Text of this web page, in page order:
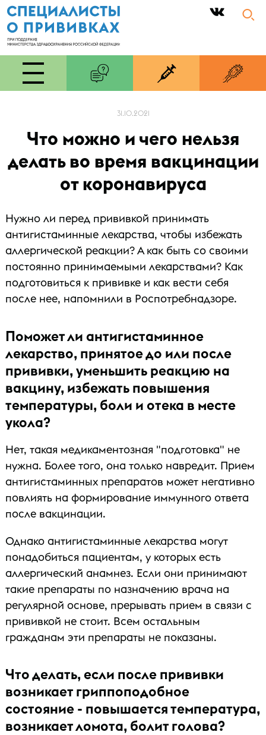
|
31.10.2021
Что можно и чего нельзя
делать во время вакцинации
от коронавируса
Нужно ли перед прививкой принимать
антигистаминные лекарства, чтобы избежать
аллергической реакции? А как быть со своими
постоянно принимаемыми лекарствами? Как
подготовиться к прививке и как вести себя
после нее, напомнили в Роспотребнадзоре.
Поможет ли антигистаминное
лекарство, принятое до или после
прививки, уменьшить реакцию на
вакцину, избежать повышения
температуры, боли и отека в месте
укола?
Нет, такая медикаментозная "подготовка" не
нужна. Более того, она только навредит. Прием
антигистаминных препаратов может негативно
повлиять на формирование иммунного ответа
после вакцинации.
Однако антигистаминные лекарства могут
понадобиться пациентам, у которых есть
аллергический анамнез. Если они принимают
такие препараты по назначению врача на
регулярной основе, прерывать прием в связи с
прививкой не стоит. Всем остальным
гражданам эти препараты не показаны.
Что делать, если после прививки
возникает гриппоподобное
состояние - повышается температура,
возникает ломота, болит голова?